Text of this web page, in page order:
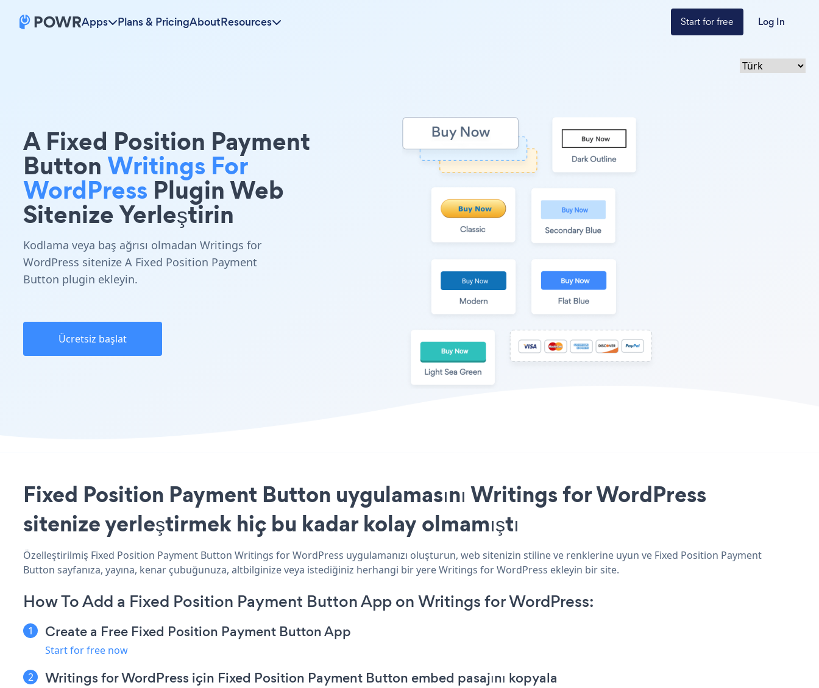
Apps Plans & PricingAboutResources Start for free Log In
A Fixed Position Payment
ButtonWritings For
WordPress Plugin Web
Sitenize Yerleştirin
Kodlama veya baş ağrısı olmadan Writings for
WordPress sitenize A Fixed Position Payment
Button plugin ekleyin.
Ücretsiz başlat
Fixed Position Payment Button uygulamasını Writings for WordPress
sitenize yerleştirmek hiç bu kadar kolay olmamıştı
Özelleştirilmiş Fixed Position Payment Button Writings for WordPress uygulamanızı oluşturun, web sitenizin stiline ve renklerine uyun ve Fixed Position Payment
Button sayfanıza, yayına, kenar çubuğunuza, altbilginize veya istediğiniz herhangi bir yere Writings for WordPress ekleyin bir site.
How To Add a Fixed Position Payment Button App on Writings for WordPress:
Create a Free Fixed Position Payment Button App
Start for free now
Writings for WordPress için Fixed Position Payment Button embed pasajını kopyala